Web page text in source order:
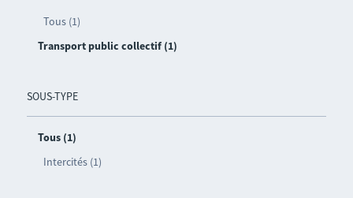
Tous (1)
Transport public collectif (1)
SOUS-TYPE
Tous (1)
Intercités (1)